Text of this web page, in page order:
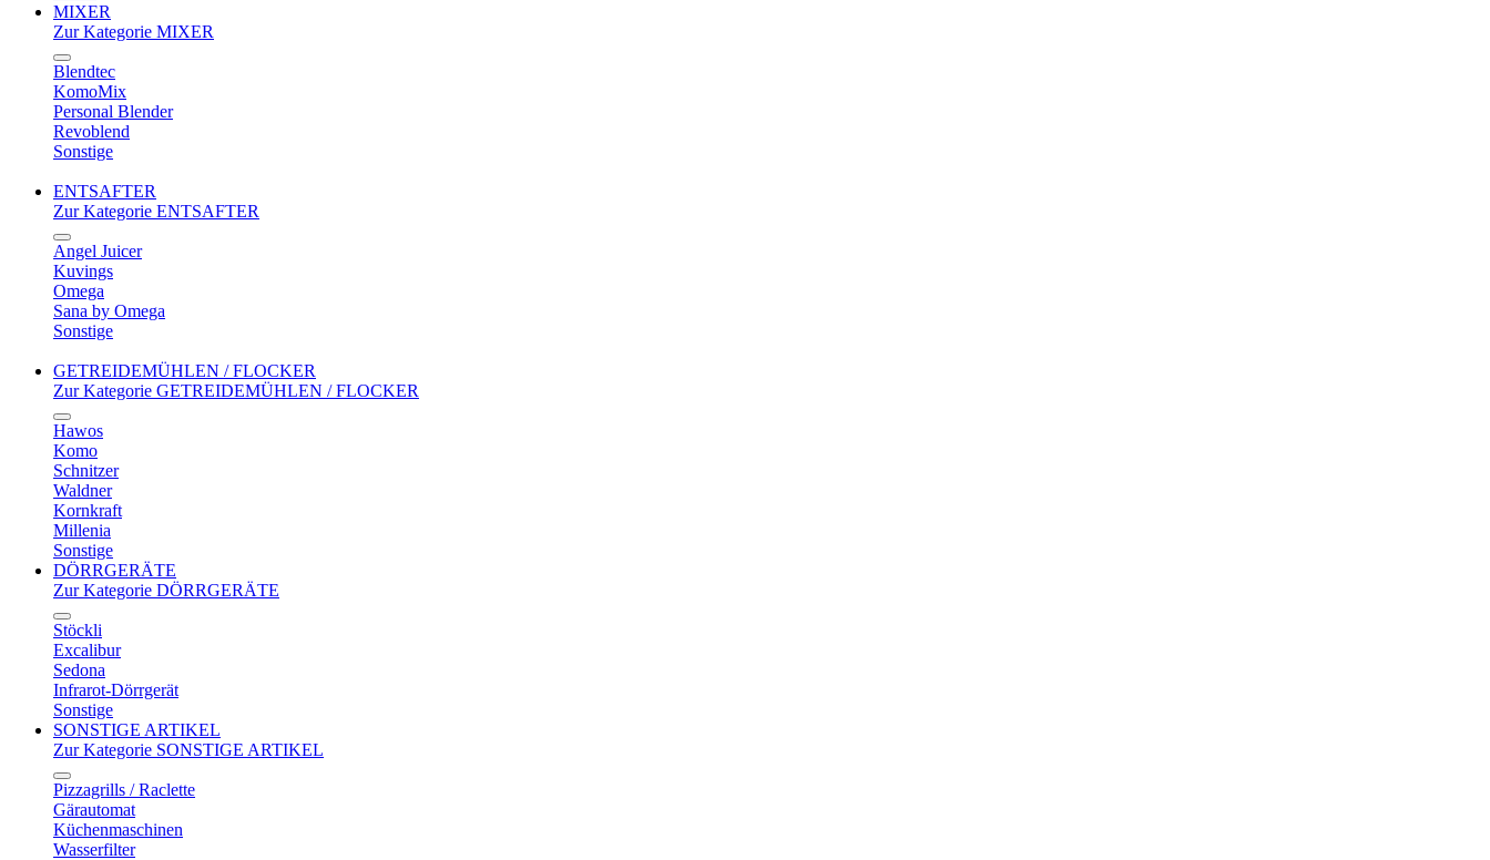
MIXER
Zur Kategorie MIXER
Blendtec
KomoMix
Personal Blender
Revoblend
Sonstige
ENTSAFTER
Zur Kategorie ENTSAFTER
Angel Juicer
Kuvings
Omega
Sana by Omega
Sonstige
GETREIDEMÜHLEN / FLOCKER
Zur Kategorie GETREIDEMÜHLEN / FLOCKER
Hawos
Komo
Schnitzer
Waldner
Kornkraft
Millenia
Sonstige
DÖRRGERÄTE
Zur Kategorie DÖRRGERÄTE
Stöckli
Excalibur
Sedona
Infrarot-Dörrgerät
Sonstige
SONSTIGE ARTIKEL
Zur Kategorie SONSTIGE ARTIKEL
Pizzagrills / Raclette
Gärautomat
Küchenmaschinen
Wasserfilter